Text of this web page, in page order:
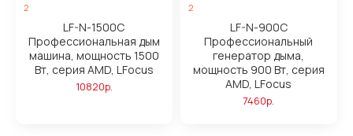
2
LF-N-1500C
Профессиональная дым
машина, мощность 1500
Вт, серия AMD, LFocus
10820р.
2
LF-N-900C
Профессиональный
генератор дыма,
мощность 900 Вт, серия
AMD, LFocus
7460р.